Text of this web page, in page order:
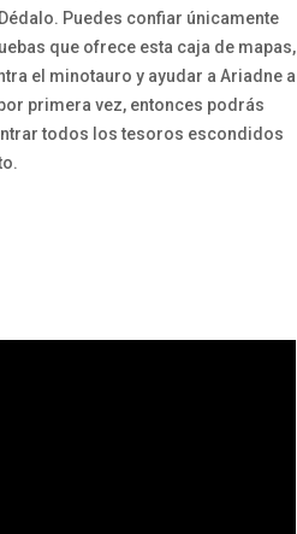
Puedes confiar únicamente
que ofrece esta caja de mapas,
el minotauro y ayudar a Ariadne a
primera vez, entonces podrás
todos los tesoros escondidos